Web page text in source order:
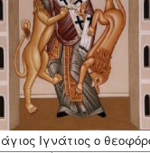
Ιγνάτιος ο